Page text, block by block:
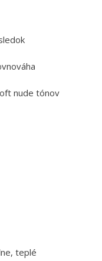
nude tónov
teplé